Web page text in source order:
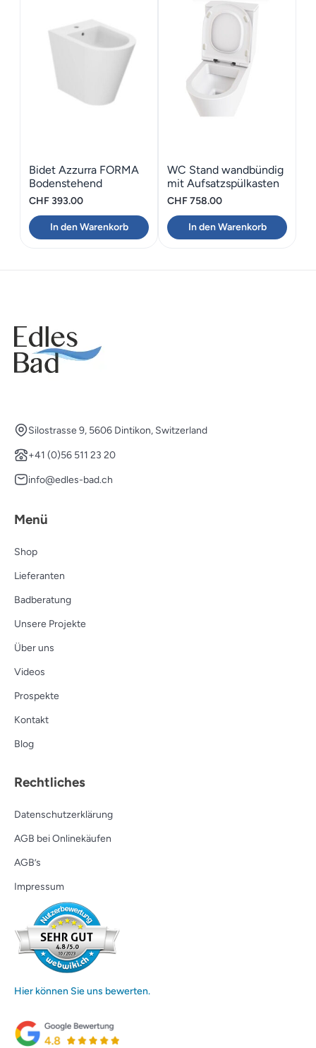
Bidet Azzurra FORMA
Bodenstehend
CHF393.00
In den Warenkorb
WC Stand wandbündig
mit Aufsatzspülkasten
Azzurra FORMA
CHF758.00
In den Warenkorb
Silostrasse 9, 5606 Dintikon, Switzerland
+41 (0)56 511 23 20
info@edles-bad.ch
Menü
Shop
Lieferanten
Badberatung
Unsere Projekte
Über uns
Videos
Prospekte
Kontakt
Blog
Rechtliches
Datenschutzerklärung
AGB bei Onlinekäufen
AGB’s
Impressum
Hier können Sie uns bewerten.